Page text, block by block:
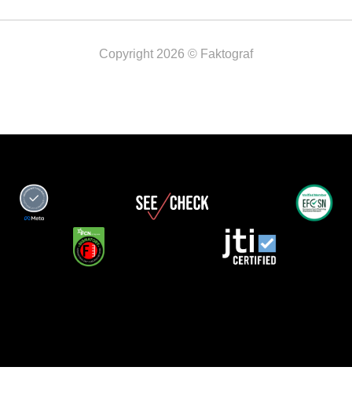
Copyright 2026 © Faktograf